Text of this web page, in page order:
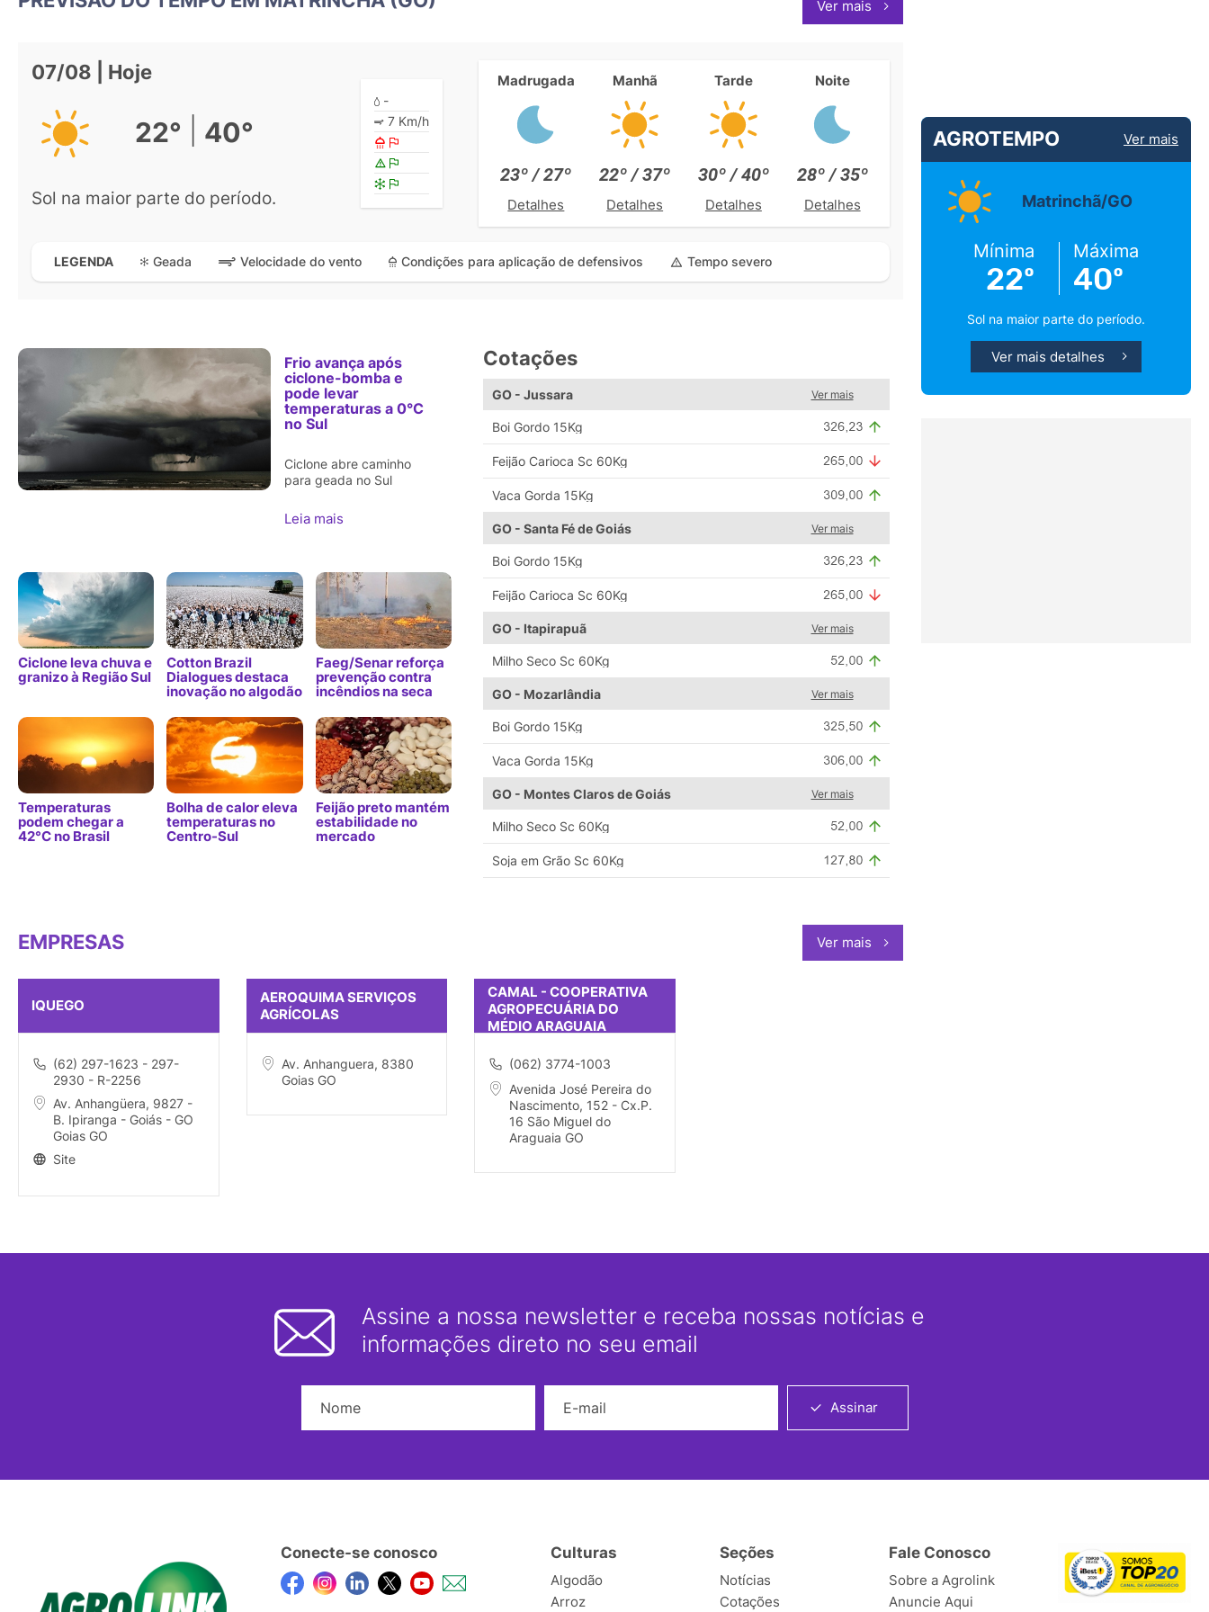
Ver mais
07/08 | Hoje
22° 40°
Sol na maior parte do período.
-
7 Km/h
Madrugada
23º / 27º
Detalhes
Manhã
22º / 37º
Detalhes
Tarde
30º / 40º
Detalhes
Noite
28º / 35º
Detalhes
LEGENDA Geada Velocidade do vento Condições para aplicação de defensivos Tempo severo
Frio avança após
ciclone-bomba e
pode levar
temperaturas a 0°C
no Sul
Ciclone abre caminho
para geada no Sul
Leia mais
Ciclone leva chuva e
granizo à Região Sul
Cotton Brazil
Dialogues destaca
inovação no algodão
Faeg/Senar reforça
prevenção contra
incêndios na seca
Temperaturas
podem chegar a
42°C no Brasil
Bolha de calor eleva
temperaturas no
Centro-Sul
Feijão preto mantém
estabilidade no
mercado
Cotações
GO - Jussara Ver mais
Boi Gordo 15Kg
Feijão Carioca Sc 60Kg
Vaca Gorda 15Kg
GO - Santa Fé de Goiás Ver mais
Boi Gordo 15Kg
Feijão Carioca Sc 60Kg
GO - Itapirapuã Ver mais
Milho Seco Sc 60Kg
GO - Mozarlândia Ver mais
Boi Gordo 15Kg
Vaca Gorda 15Kg
GO - Montes Claros de Goiás Ver mais
Milho Seco Sc 60Kg
Soja em Grão Sc 60Kg
EMPRESAS Ver mais
IQUEGO
(62) 297-1623 - 297-
2930 - R-2256
Av. Anhangüera, 9827 -
B. Ipiranga - Goiás - GO
Goias GO
Site
AEROQUIMA SERVIÇOS
AGRÍCOLAS
Av. Anhanguera, 8380
Goias GO
CAMAL - COOPERATIVA
AGROPECUÁRIA DO
MÉDIO ARAGUAIA
(062) 3774-1003
Avenida José Pereira do
Nascimento, 152 - Cx.P.
16 São Miguel do
Araguaia GO
AGROTEMPO Ver mais
Matrinchã/GO
Mínima
22º
Máxima
40º
Sol na maior parte do período.
Ver mais detalhes
Assine a nossa newsletter e receba nossas notícias e
informações direto no seu email
Assinar
Conecte-se conosco Culturas
Algodão
Arroz
Seções
Notícias
Cotações
Fale Conosco
Sobre a Agrolink
Anuncie Aqui